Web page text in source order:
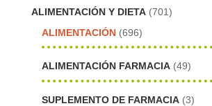
ALIMENTACIÓN Y DIETA (701)
ALIMENTACIÓN (696)
ALIMENTACIÓN FARMACIA (49)
SUPLEMENTO DE FARMACIA (3)